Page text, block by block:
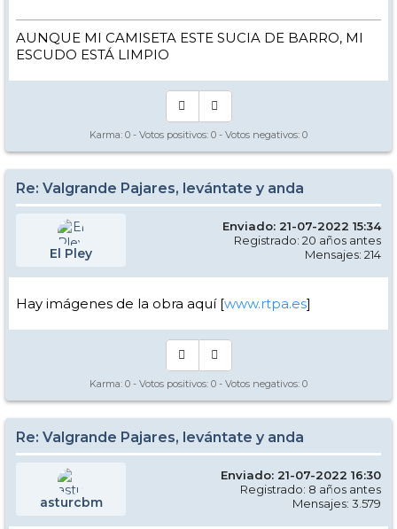
AUNQUE MI CAMISETA ESTE SUCIA DE BARRO, MI
ESCUDO ESTÁ LIMPIO
Karma: 0 - Votos positivos: 0 - Votos negativos: 0
Re: Valgrande Pajares, levántate y anda
El Pley
Enviado: 21-07-2022 15:34
Registrado: 20 años antes
Mensajes: 214
Hay imágenes de la obra aquí [www.rtpa.es]
Karma: 0 - Votos positivos: 0 - Votos negativos: 0
Re: Valgrande Pajares, levántate y anda
asturcbm
Enviado: 21-07-2022 16:30
Registrado: 8 años antes
Mensajes: 3.579